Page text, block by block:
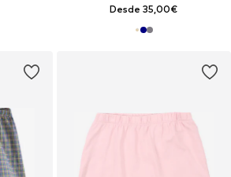
Desde 35,00€